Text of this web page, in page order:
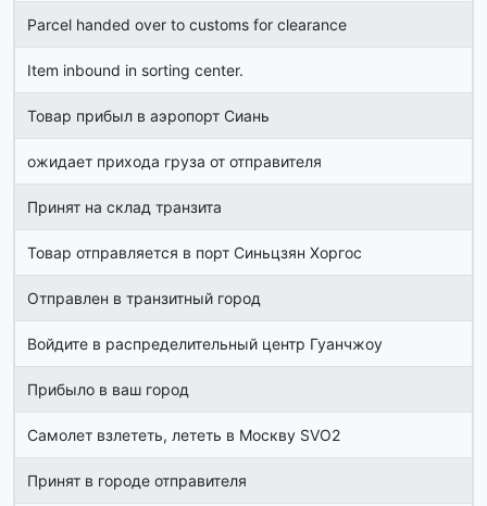
Parcel handed over to customs for clearance
Item inbound in sorting center.
Товар прибыл в аэропорт Сиань
ожидает прихода груза от отправителя
Принят на склад транзита
Товар отправляется в порт Синьцзян Хоргос
Отправлен в транзитный город
Войдите в распределительный центр Гуанчжоу
Прибыло в ваш город
Самолет взлететь, лететь в Москву SVO2
Принят в городе отправителя